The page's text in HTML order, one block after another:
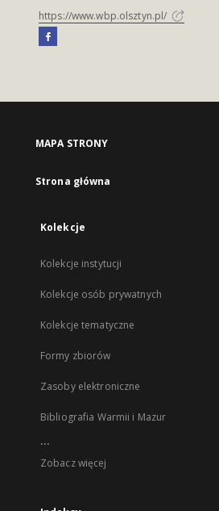
https://www.wbp.olsztyn.pl/
MAPA STRONY
Strona główna
Kolekcje
Kolekcje instytucji
Kolekcje osób prywatnych
Kolekcje tematyczne
Formy zbiorów
Zasoby elektroniczne
Bibliografia Warmii i Mazur
...
Zobacz więcej